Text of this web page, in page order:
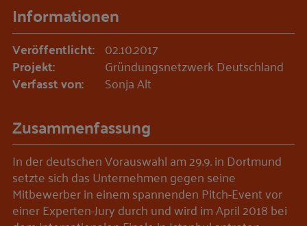
Informationen
Veröffentlicht: 02.10.2017
Projekt: Gründungsnetzwerk Deutschland
Verfasst von: Sonja Alt
Zusammenfassung
In der deutschen Vorauswahl am 29.9. in Dortmund
setzte sich das Unternehmen gegen seine
Mitbewerber in einem spannenden Pitch-Event vor
einer Experten-Jury durch und wird im April 2018 bei